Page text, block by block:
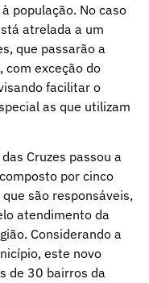
população. No caso
atrelada a um
que passarão a
com exceção do
facilitar o
as que utilizam
Cruzes passou a
por cinco
são responsáveis,
atendimento da
Considerando a
este novo
de 30 bairros da